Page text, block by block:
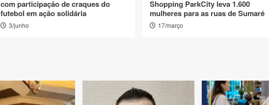
com participação de craques do
futebol em ação solidária
3/junho
Shopping ParkCity leva 1.600
mulheres para as ruas de Sumaré
17/março